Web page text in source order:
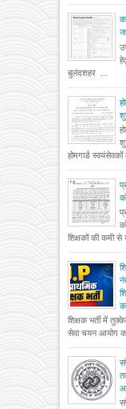
बुलंदशहर ...
होमगार्ड
शिक्षकों की कमी
शिक्षक भर्ती में
सेवा चयन आयोग